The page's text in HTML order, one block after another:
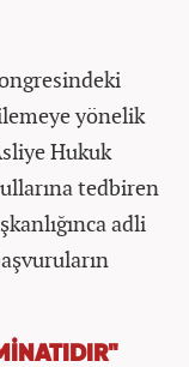
yönelik
Hukuk
tedbiren
adli